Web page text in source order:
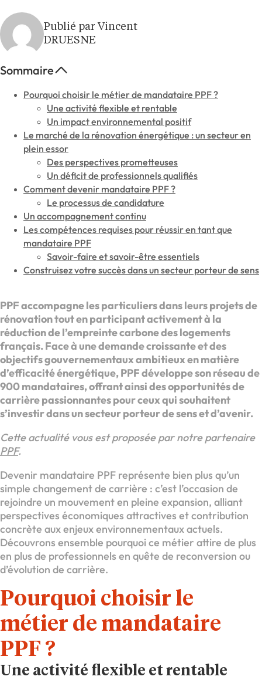
Publié par Vincent
DRUESNE
Sommaire
Pourquoi choisir le métier de mandataire PPF ?
Une activité flexible et rentable
Un impact environnemental positif
Le marché de la rénovation énergétique : un secteur en
plein essor
Des perspectives prometteuses
Un déficit de professionnels qualifiés
Comment devenir mandataire PPF ?
Le processus de candidature
Un accompagnement continu
Les compétences requises pour réussir en tant que
mandataire PPF
Savoir-faire et savoir-être essentiels
Construisez votre succès dans un secteur porteur de sens
PPF accompagne les particuliers dans leurs projets de
rénovation tout en participant activement à la
réduction de l’empreinte carbone des logements
français. Face à une demande croissante et des
objectifs gouvernementaux ambitieux en matière
d’efficacité énergétique, PPF développe son réseau de
900 mandataires, offrant ainsi des opportunités de
carrière passionnantes pour ceux qui souhaitent
s’investir dans un secteur porteur de sens et d’avenir.
Cette actualité vous est proposée par notre partenaire
PPF.
Devenir mandataire PPF représente bien plus qu’un
simple changement de carrière : c’est l’occasion de
rejoindre un mouvement en pleine expansion, alliant
perspectives économiques attractives et contribution
concrète aux enjeux environnementaux actuels.
Découvrons ensemble pourquoi ce métier attire de plus
en plus de professionnels en quête de reconversion ou
d’évolution de carrière.
Pourquoi choisir le
métier de mandataire
PPF ?
Une activité flexible et rentable